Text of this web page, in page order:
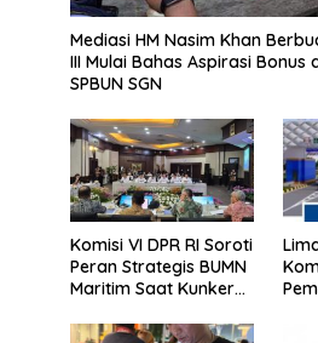
Mediasi HM Nasim Khan
III Mulai Bahas Aspirasi Bonus
SPBUN SGN
Komisi VI DPR RI Soroti
Peran Strategis BUMN
Maritim Saat Kunker
Jawa Timur Siang Ini